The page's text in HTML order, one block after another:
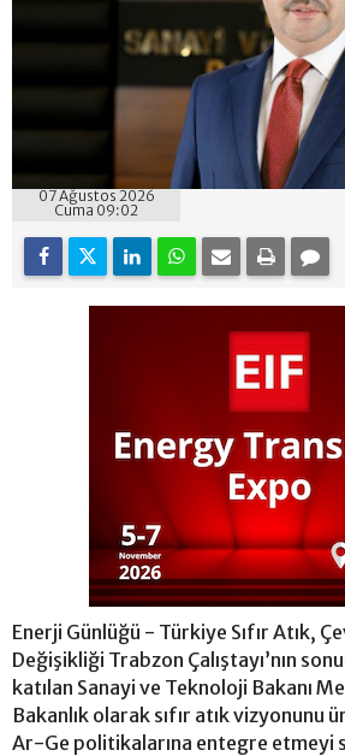
07 Ağustos 2026
Cuma 09:02
Enerji Günlüğü - Türkiye Sıfır Atık,
Değişikliği Trabzon Çalıştayı’nın
katılan Sanayi ve Teknoloji Bakanı
Bakanlık olarak sıfır atık vizyonunu
Ar-Ge politikalarına entegre etmeyi